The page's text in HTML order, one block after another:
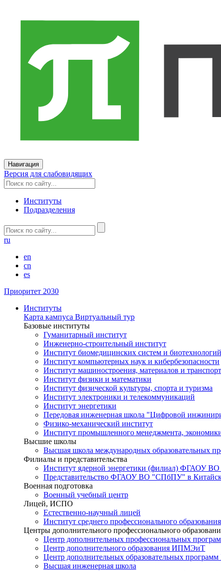
Навигация
Версия для слабовидящих
Институты
Подразделения
ru
en
cn
es
Приоритет 2030
Институты
Карта кампуса Виртуальный тур
Базовые институты
Гуманитарный институт
Инженерно-строительный институт
Институт биомедицинских систем и биотехнологий
Институт компьютерных наук и кибербезопасности
Институт машиностроения, материалов и
Институт физики и математики
Институт физической культуры, спорта и туризма
Институт электроники и телекоммуникаций
Институт энергетики
Передовая инженерная школа "Цифровой
Физико-механический институт
Институт промышленного менеджмента,
Высшие школы
Высшая школа международных образовательных
Филиалы и представительства
Институт ядерной энергетики (филиал) ФГАОУ
Представительство ФГАОУ ВО "СПбПУ" в
Военная подготовка
Военный учебный центр
Лицей, ИСПО
Естественно-научный лицей
Институт среднего профессионального образования
Центры дополнительного профессионального
Центр дополнительных профессиональных
Центр дополнительного образования ИПМЭиТ
Центр дополнительных образовательных
Высшая инженерная школа